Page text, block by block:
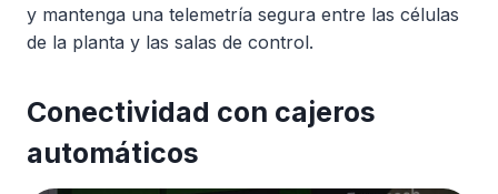
y mantenga una telemetría segura entre las células
de la planta y las salas de control.
Conectividad con cajeros
automáticos